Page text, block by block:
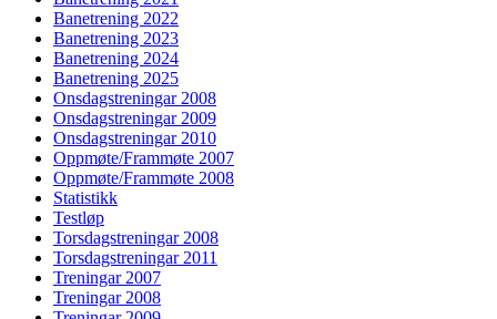
Banetrening 2022
Banetrening 2023
Banetrening 2024
Banetrening 2025
Onsdagstreningar 2008
Onsdagstreningar 2009
Onsdagstreningar 2010
Oppmøte/Frammøte 2007
Oppmøte/Frammøte 2008
Statistikk
Testløp
Torsdagstreningar 2008
Torsdagstreningar 2011
Treningar 2007
Treningar 2008